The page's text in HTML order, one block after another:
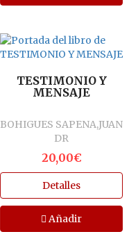
TESTIMONIO Y
MENSAJE
BOHIGUES SAPENA,JUAN
DR
20,00€
Detalles
Añadir